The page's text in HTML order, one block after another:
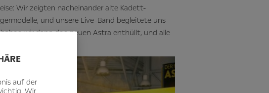
auf der
Wir
Wir zeigten nacheinander alte Kadett-
und unsere Live-Band begleitete uns
wir dann den neuen Astra enthüllt, und alle